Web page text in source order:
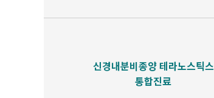
신경내분비종양 테라노스틱스
통합진료